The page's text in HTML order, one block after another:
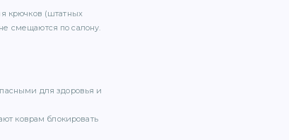
крючков (штатных
смещаются по салону.
для здоровья и
коврам блокировать